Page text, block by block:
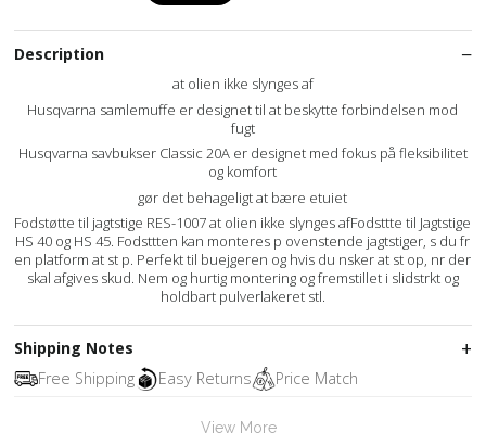
Description
at olien ikke slynges af
Husqvarna samlemuffe er designet til at beskytte forbindelsen mod
fugt
Husqvarna savbukser Classic 20A er designet med fokus på fleksibilitet
og komfort
gør det behageligt at bære etuiet
Fodstøtte til jagtstige RES-1007 at olien ikke slynges afFodsttte til Jagtstige
HS 40 og HS 45. Fodsttten kan monteres p ovenstende jagtstiger, s du fr
en platform at st p. Perfekt til buejgeren og hvis du nsker at st op, nr der
skal afgives skud. Nem og hurtig montering og fremstillet i slidstrkt og
holdbart pulverlakeret stl.
Shipping Notes
Free Shipping
Easy Returns Price Match
View More